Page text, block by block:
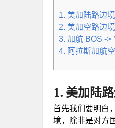
1. 美加陆路边境
2. 美加空路边境
3. 加航 BOS ->
4. 阿拉斯加航
1. 美加陆
首先我们要明白
境，除非是对方